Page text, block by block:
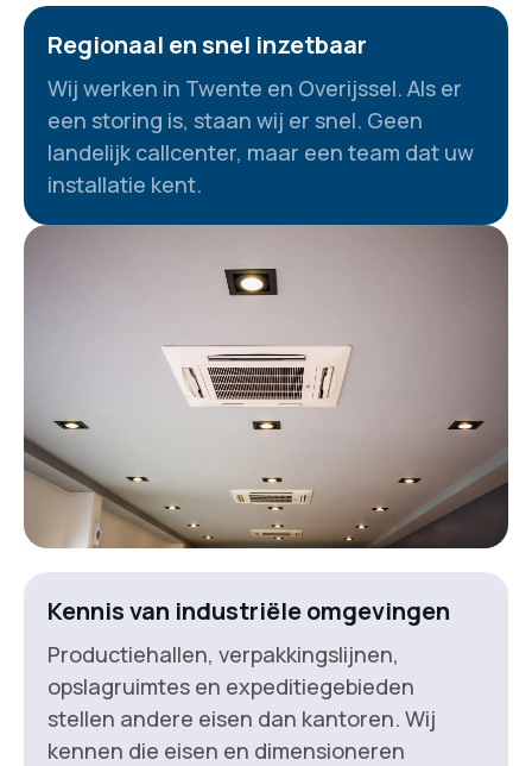
Regionaal en snel inzetbaar
Wij werken in Twente en Overijssel. Als er
een storing is, staan wij er snel. Geen
landelijk callcenter, maar een team dat uw
installatie kent.
Kennis van industriële omgevingen
Productiehallen, verpakkingslijnen,
opslagruimtes en expeditiegebieden
stellen andere eisen dan kantoren. Wij
kennen die eisen en dimensioneren